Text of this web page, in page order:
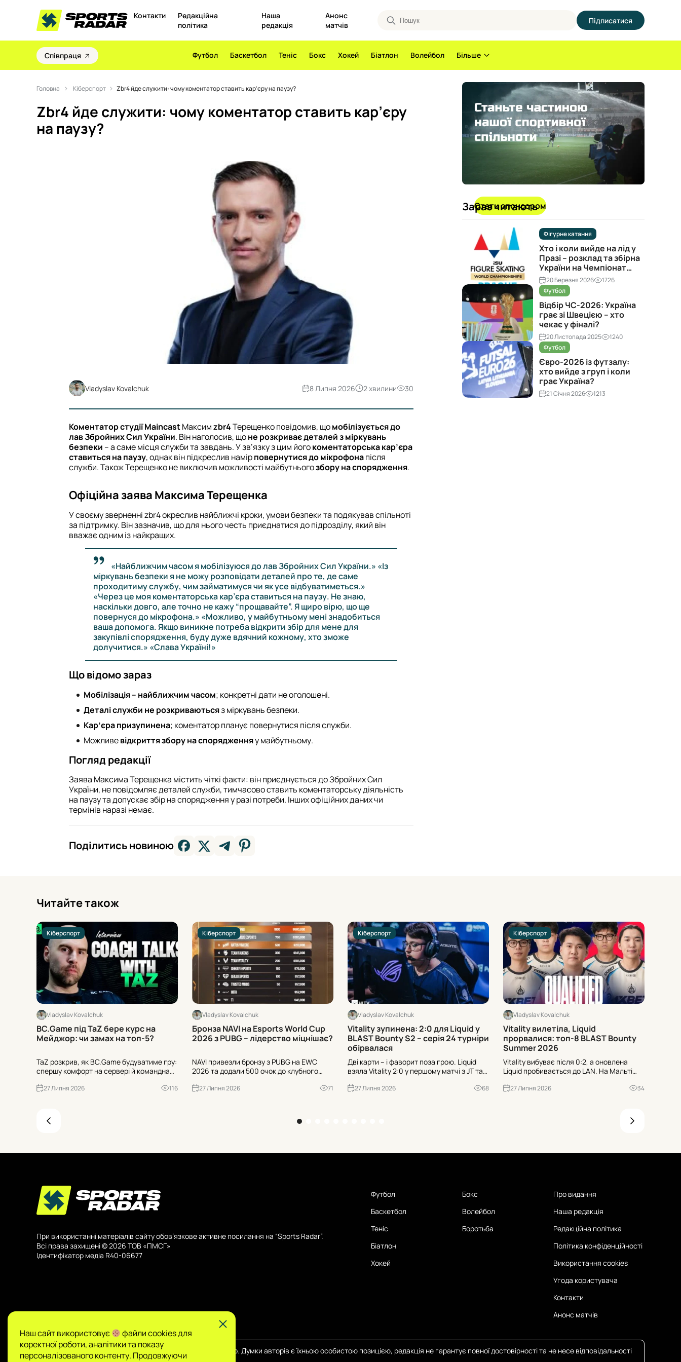
Контакти
Редакційна
політика
Наша
редакція
Анонс
матчів
Підписатися
Співпраця Футбол Баскетбол Теніс Бокс Хокей Біатлон Волейбол Більше
Стати спонсором
Головна Кіберспорт Zbr4 йде служити: чому коментатор ставить кар’єру на паузу?
Zbr4 йде служити: чому коментатор ставить кар’єру
на паузу?
Vladyslav Kovalchuk 2 хвилини 30
8 Липня 2026
Коментатор студії MaincastМаксимzbr4Терещенко повідомив, щомобілізується до
лав Збройних Сил України. Він наголосив, щоне розкриває деталей з міркувань
безпеки – а саме місця служби та завдань. У зв’язку з цим йогокоментаторська кар’єра
ставиться на паузу, однак він підкреслив намірповернутися до мікрофонапісля
служби. Також Терещенко не виключив можливості майбутньогозбору на спорядження.
Офіційна заява Максима Терещенка
У своєму зверненні zbr4 окреслив найближчі кроки, умови безпеки та подякував спільноті
за підтримку. Він зазначив, що для нього честь приєднатися до підрозділу, який він
вважає одним із найкращих.
«Найближчим часом я мобілізуюся до лав Збройних Сил України.» «Із
міркувань безпеки я не можу розповідати деталей про те, де саме
проходитиму службу, чим займатимуся чи як усе відбуватиметься.»
«Через це моя коментаторська кар’єра ставиться на паузу. Не знаю,
наскільки довго, але точно не кажу “прощавайте”. Я щиро вірю, що ще
повернуся до мікрофона.» «Можливо, у майбутньому мені знадобиться
ваша допомога. Якщо виникне потреба відкрити збір для мене для
закупівлі спорядження, буду дуже вдячний кожному, хто зможе
долучитися.» «Слава Україні!»
Що відомо зараз
Мобілізація – найближчим часом; конкретні дати не оголошені.
Деталі служби не розкриваютьсяз міркувань безпеки.
Кар’єра призупинена; коментатор планує повернутися після служби.
Можливевідкриття збору на спорядженняу майбутньому.
Погляд редакції
Заява Максима Терещенка містить чіткі факти: він приєднується до Збройних Сил
України, не повідомляє деталей служби, тимчасово ставить коментаторську діяльність
на паузу та допускає збір на спорядження у разі потреби. Інших офіційних даних чи
термінів наразі немає.
Поділитись новиною
Зараз читають
Фігурне катання
Хто і коли вийде на лід у
Празі – розклад та збірна
України на Чемпіонат
світу з фігурного катання
2026
20 Березня 2026
1726
Футбол
Відбір ЧС-2026: Україна
грає зі Швецією – хто
чекає у фіналі?
20 Листопада 2025
1240
Футбол
Євро-2026 із футзалу:
хто вийде з груп і коли
грає Україна?
21 Січня 2026 1213
Читайте також
Кіберспорт
Vladyslav Kovalchuk
BC.Game під TaZ бере курс на
Мейджор: чи замах на топ-5?
TaZ розкрив, як BC.Game будуватиме гру:
спершу комфорт на сервері й командна
дистанція ще амбітніша: стабільне місце
27 Липня 2026 116
Кіберспорт
Vladyslav Kovalchuk
Бронза NAVI на Esports World Cup
2026 з PUBG – лідерство міцнішає?
NAVI привезли бронзу з PUBG на EWC
2026 та додали 500 очок до клубного
команда продовжує лідирувати. Хто
27 Липня 2026 71
Кіберспорт
Vladyslav Kovalchuk
Vitality зупинена: 2:0 для Liquid у
BLAST Bounty S2 – серія 24 турніри
обірвалася
Дві карти – і фаворит поза грою. Liquid
взяла Vitality 2:0 у першому матчі з JT та
Плей-оф серія Vitality у 24 турніри поспіль
27 Липня 2026 68
Кіберспорт
Vladyslav Kovalchuk
Vitality вилетіла, Liquid
прорвалися: топ-8 BLAST Bounty
Summer 2026
Vitality вибуває після 0:2, а оновлена
Liquid пробивається до LAN. На Мальті
2026 – від Spirit до The MongolZ. Дати,
27 Липня 2026 34
При використанні матеріалів сайту обов’язкове активне посилання на “Sports Radar”.
Всі права захищені © 2026 ТОВ «ПМСГ»
Ідентифікатор медіа R40-06677
Футбол
Баскетбол
Теніс
Біатлон
Хокей
Бокс
Волейбол
Боротьба
Про видання
Наша редакція
Редакційна політика
Політика конфіденційності
Використання cookies
Угода користувача
Контакти
Анонс матчів
Публікації на Sports Radar мають інформаційний характер. Думки авторів є їхньою особистою позицією, редакція не гарантує повної достовірності та не несе відповідальності
за зміст.
Наш сайт використовує
файли cookies для
коректної роботи, аналітики та показу
персоналізованого контенту. Продовжуючи